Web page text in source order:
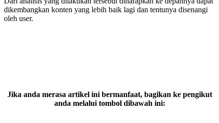
dikembangkan konten yang lebih baik lagi dan tentunya disenangi
oleh user.
Jika anda merasa artikel ini bermanfaat, bagikan ke pengikut
anda melalui tombol dibawah ini: